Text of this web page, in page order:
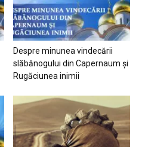
Despre minunea vindecării
slăbănogului din Capernaum și
Rugăciunea inimii